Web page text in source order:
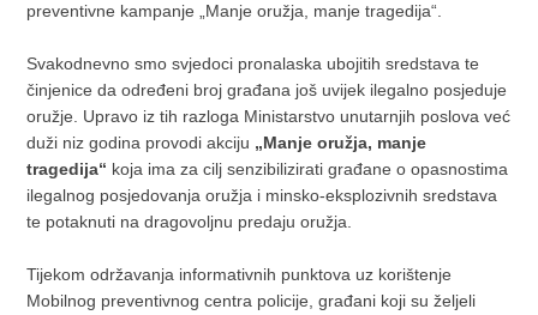
preventivne kampanje „Manje oružja, manje tragedija“.
Svakodnevno smo svjedoci pronalaska ubojitih sredstava te
činjenice da određeni broj građana još uvijek ilegalno posjeduje
oružje. Upravo iz tih razloga Ministarstvo unutarnjih poslova već
duži niz godina provodi akciju „Manje oružja, manje
tragedija“ koja ima za cilj senzibilizirati građane o opasnostima
ilegalnog posjedovanja oružja i minsko-eksplozivnih sredstava
te potaknuti na dragovoljnu predaju oružja.
Tijekom održavanja informativnih punktova uz korištenje
Mobilnog preventivnog centra policije, građani koji su željeli